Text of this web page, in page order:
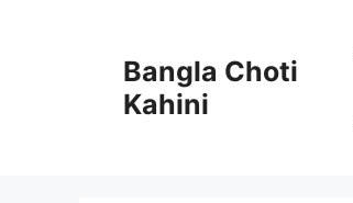
Bangla Choti
Kahini